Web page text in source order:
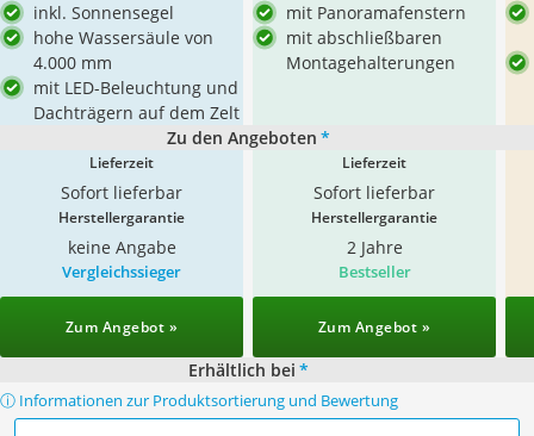
inkl. Sonnensegel
hohe Wassersäule von
4.000 mm
mit LED-Beleuchtung und
Dachträgern auf dem Zelt
mit Panoramafenstern
mit abschließbaren
Montagehalterungen
Zu den Angeboten *
Lieferzeit
Sofort lieferbar
Lieferzeit
Sofort lieferbar
Herstellergarantie
keine Angabe
Herstellergarantie
2 Jahre
Vergleichssieger
Zum Angebot »
Bestseller
Zum Angebot »
Erhältlich bei *
ⓘ Informationen zur Produktsortierung und Bewertung